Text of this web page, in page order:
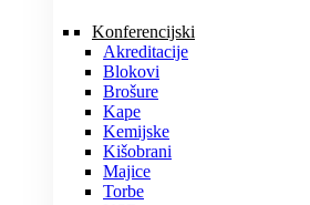
Konferencijski
Akreditacije
Blokovi
Brošure
Kape
Kemijske
Kišobrani
Majice
Torbe